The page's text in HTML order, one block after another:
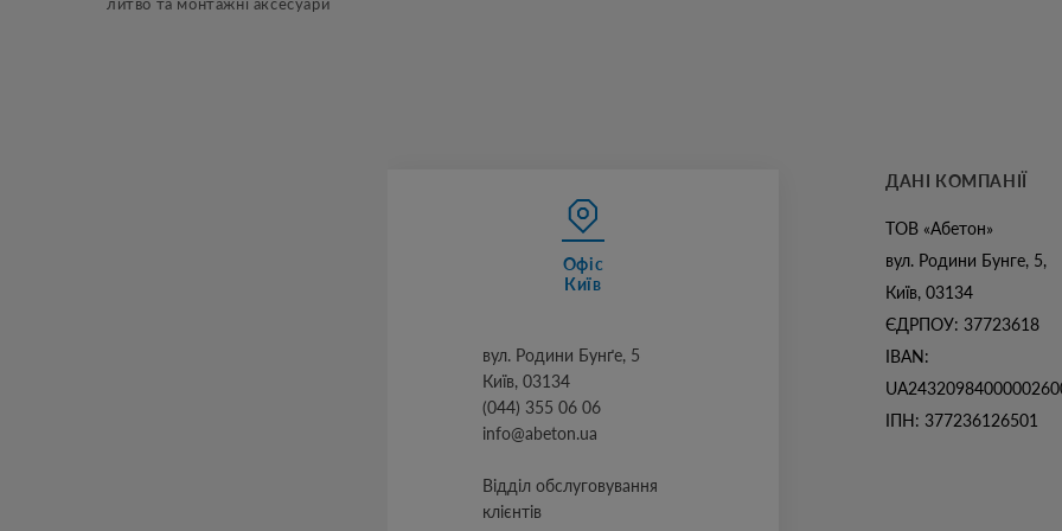
Офіс
Київ
вул. ​Родини Бунґе, 5
Київ, 03134
(044) 355 06 06
info@abeton.ua
Відділ обслуговування
клієнтів
ДАНІ КОМПАНІЇ
ТОВ «Абетон»
вул. Родини Бунге, 5,
Київ, 03134
ЄДРПОУ: 37723618
IBAN:
ІПН: 377236126501